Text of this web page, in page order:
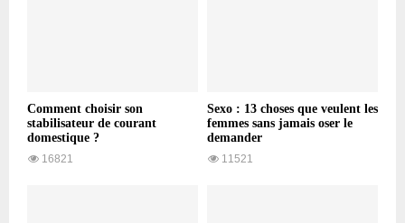
Comment choisir son
stabilisateur de courant
domestique ?
16821
Sexo : 13 choses que veulent les
femmes sans jamais oser le
demander
11521